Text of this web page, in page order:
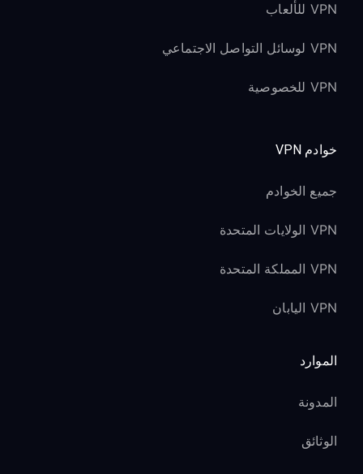
VPN للألعاب
VPN لوسائل التواصل الاجتماعي
VPN للخصوصية
خوادم VPN
جميع الخوادم
VPN الولايات المتحدة
VPN المملكة المتحدة
VPN اليابان
الموارد
المدونة
الوثائق